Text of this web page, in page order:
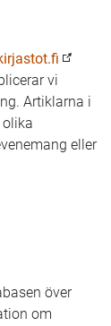
vi
Artiklarna i
eller
över
om